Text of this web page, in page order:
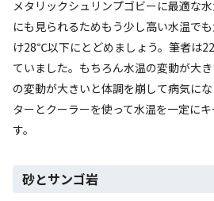
メタリックシュリンプゴビーに最適な
にも見られるためもう少し高い水温で
け28℃以下にとどめましょう。筆者は
ていました。もちろん水温の変動が大
の変動が大きいと体調を崩して病気に
ターとクーラーを使って水温を一定に
す。
砂とサンゴ岩